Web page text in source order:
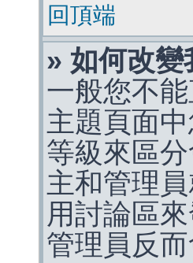
回頂端
» 如何改變
一般您不
主題頁面
等級來區
主和管理
用討論區
管理員反